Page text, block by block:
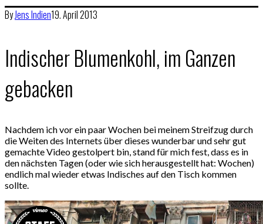
ByJensIndien19. April 2013
Indischer Blumenkohl, im Ganzen
gebacken
Nachdem ich vor ein paar Wochen bei meinem Streifzug durch
die Weiten des Internets über dieses wunderbar und sehr gut
gemachte Video gestolpert bin, stand für mich fest, dass es in
den nächsten Tagen (oder wie sich herausgestellt hat: Wochen)
endlich mal wieder etwas Indisches auf den Tisch kommen
sollte.